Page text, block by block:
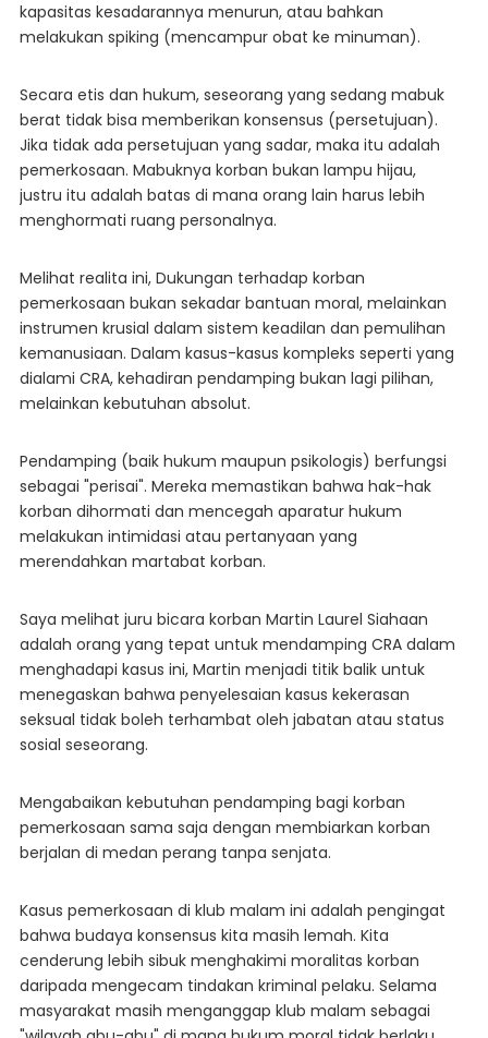
kapasitas kesadarannya menurun, atau bahkan
melakukan spiking (mencampur obat ke minuman).
Secara etis dan hukum, seseorang yang sedang mabuk
berat tidak bisa memberikan konsensus (persetujuan).
Jika tidak ada persetujuan yang sadar, maka itu adalah
pemerkosaan. Mabuknya korban bukan lampu hijau,
justru itu adalah batas di mana orang lain harus lebih
menghormati ruang personalnya.
Melihat realita ini, Dukungan terhadap korban
pemerkosaan bukan sekadar bantuan moral, melainkan
instrumen krusial dalam sistem keadilan dan pemulihan
kemanusiaan. Dalam kasus-kasus kompleks seperti yang
dialami CRA, kehadiran pendamping bukan lagi pilihan,
melainkan kebutuhan absolut.
Pendamping (baik hukum maupun psikologis) berfungsi
sebagai "perisai". Mereka memastikan bahwa hak-hak
korban dihormati dan mencegah aparatur hukum
melakukan intimidasi atau pertanyaan yang
merendahkan martabat korban.
Saya melihat juru bicara korban Martin Laurel Siahaan
adalah orang yang tepat untuk mendamping CRA dalam
menghadapi kasus ini, Martin menjadi titik balik untuk
menegaskan bahwa penyelesaian kasus kekerasan
seksual tidak boleh terhambat oleh jabatan atau status
sosial seseorang.
Mengabaikan kebutuhan pendamping bagi korban
pemerkosaan sama saja dengan membiarkan korban
berjalan di medan perang tanpa senjata.
​Kasus pemerkosaan di klub malam ini adalah pengingat
bahwa budaya konsensus kita masih lemah. Kita
cenderung lebih sibuk menghakimi moralitas korban
daripada mengecam tindakan kriminal pelaku. Selama
masyarakat masih menganggap klub malam sebagai